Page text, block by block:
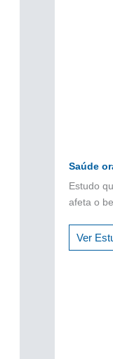
Saúde
Estudo
afeta o
Ver